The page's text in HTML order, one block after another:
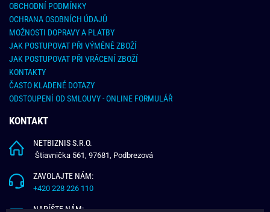
OBCHODNÍ PODMÍNKY
OCHRANA OSOBNÍCH ÚDAJŮ
MOŽNOSTI DOPRAVY A PLATBY
JAK POSTUPOVAT PŘI VÝMĚNĚ ZBOŽÍ
JAK POSTUPOVAT PŘI VRÁCENÍ ZBOŽÍ
KONTAKTY
ČASTO KLADENÉ DOTAZY
ODSTOUPENÍ OD SMLOUVY - ONLINE FORMULÁŘ
KONTAKT
NETBIZNIS S.R.O.
Štiavnička 561, 97681, Podbrezová
ZAVOLAJTE NÁM:
+420 228 226 110
NAPÍŠTE NÁM: